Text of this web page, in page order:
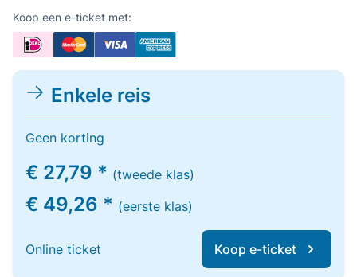
Koop een e-ticket met:
Enkele reis
Geen korting
€ 27,79 * (tweede klas)
€ 49,26 * (eerste klas)
Online ticket Koop e-ticket